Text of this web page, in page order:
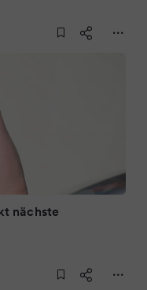
nächste